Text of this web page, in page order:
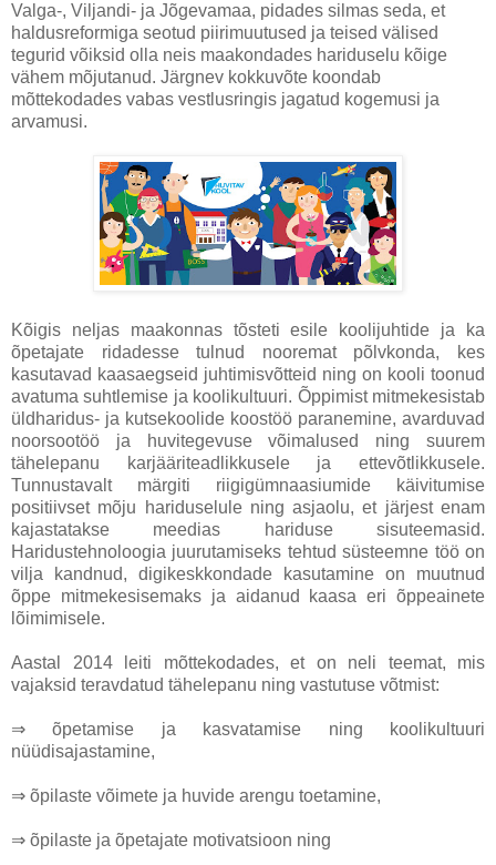
Valga-, Viljandi- ja Jõgevamaa, pidades silmas seda, et
haldusreformiga seotud piirimuutused ja teised välised
tegurid võiksid olla neis maakondades hariduselu kõige
vähem mõjutanud. Järgnev kokkuvõte koondab
mõttekodades vabas vestlusringis jagatud kogemusi ja
arvamusi.
Kõigis neljas maakonnas tõsteti esile koolijuhtide ja ka
õpetajate ridadesse tulnud nooremat põlvkonda, kes
kasutavad kaasaegseid juhtimisvõtteid ning on kooli toonud
avatuma suhtlemise ja koolikultuuri. Õppimist mitmekesistab
üldharidus- ja kutsekoolide koostöö paranemine, avarduvad
noorsootöö ja huvitegevuse võimalused ning suurem
tähelepanu karjääriteadlikkusele ja ettevõtlikkusele.
Tunnustavalt märgiti riigigümnaasiumide käivitumise
positiivset mõju hariduselule ning asjaolu, et järjest enam
kajastatakse meedias hariduse sisuteemasid.
Haridustehnoloogia juurutamiseks tehtud süsteemne töö on
vilja kandnud, digikeskkondade kasutamine on muutnud
õppe mitmekesisemaks ja aidanud kaasa eri õppeainete
lõimimisele.
Aastal 2014 leiti mõttekodades, et on neli teemat, mis
vajaksid teravdatud tähelepanu ning vastutuse võtmist:
⇒ õpetamise ja kasvatamise ning koolikultuuri
nüüdisajastamine,
⇒ õpilaste võimete ja huvide arengu toetamine,
⇒ õpilaste ja õpetajate motivatsioon ning